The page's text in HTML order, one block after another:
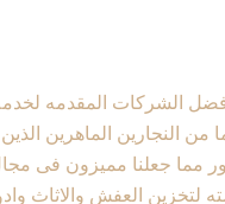
الشركات المقدمه
من النجارين الماهرين
مما جعلنا مميزون فى
لتخزين العفش والاثاث